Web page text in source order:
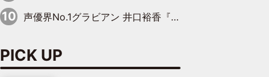
声優界No.1グラビアン 井口裕香『FLASH』表紙＆巻頭を飾る
PICK UP